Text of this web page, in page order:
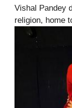
Vishal Pandey
religion, home